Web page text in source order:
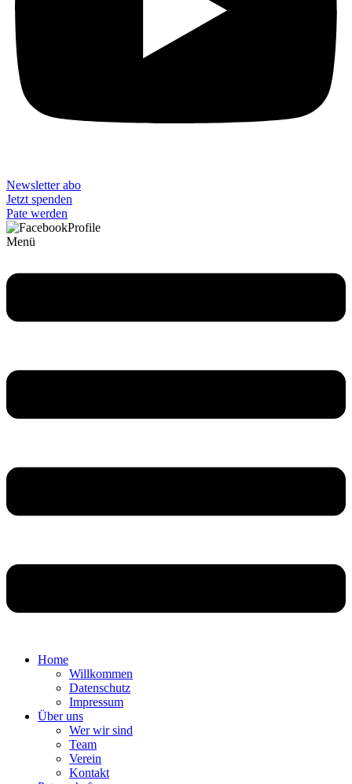
Newsletter abo
Jetzt spenden
Pate werden
Menü
Home
Willkommen
Datenschutz
Impressum
Über uns
Wer wir sind
Team
Verein
Kontakt